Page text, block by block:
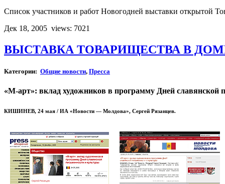
Список участников и работ Новогодней выставки открытой
Дек 18, 2005 views: 7021
ВЫСТАВКА ТОВАРИЩЕСТВА В
Категории: Общие новости, Пресса
«М-арт»: вклад художников в программу Дней славянской
КИШИНЕВ, 24 мая / ИА «Новости — Молдова», Сергей Рязанцев.